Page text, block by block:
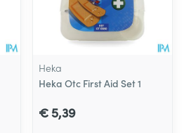
Heka
Heka Otc First Aid Set 1
€ 5,39